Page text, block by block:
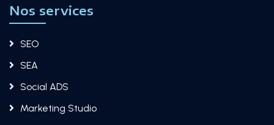
Nos services
SEO
SEA
Social ADS
Marketing Studio​